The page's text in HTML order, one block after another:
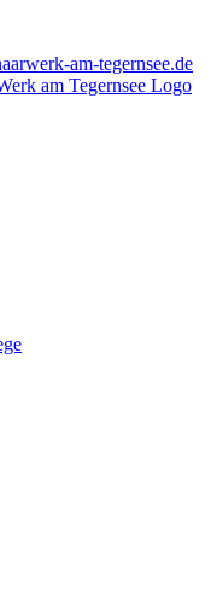
am-tegernsee.de